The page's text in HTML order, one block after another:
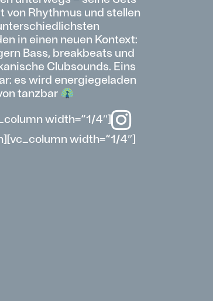
von Rhythmus und stellen
in einen neuen Kontext:
Bass, breakbeats und
Clubsounds. Eins
es wird energiegeladen
tanzbar
width=“1/4″]
width=“1/4″]